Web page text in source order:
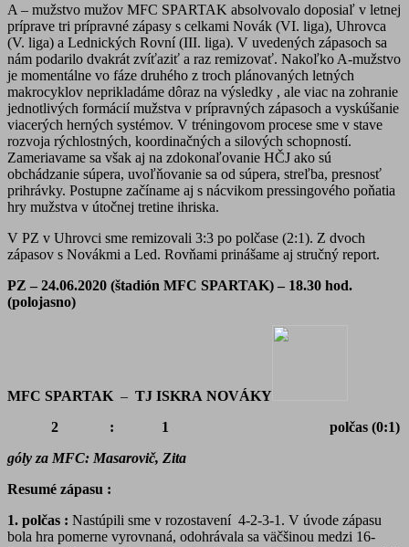
A – mužstvo mužov MFC SPARTAK absolvovalo doposiaľ v letnej
príprave tri prípravné zápasy s celkami Novák (VI. liga), Uhrovca
(V. liga) a Lednických Rovní (III. liga). V uvedených zápasoch sa
nám podarilo dvakrát zvíťaziť a raz remizovať. Nakoľko A-mužstvo
je momentálne vo fáze druhého z troch plánovaných letných
makrocyklov neprikladáme dôraz na výsledky , ale viac na zohranie
jednotlivých formácií mužstva v prípravných zápasoch a vyskúšanie
viacerých herných systémov. V tréningovom procese sme v stave
rozvoja rýchlostných, koordinačných a silových schopností.
Zameriavame sa však aj na zdokonaľovanie HČJ ako sú
obchádzanie súpera, uvoľňovanie sa od súpera, streľba, presnosť
prihrávky. Postupne začíname aj s nácvikom pressingového poňatia
hry mužstva v útočnej tretine ihriska.
V PZ v Uhrovci sme remizovali 3:3 po polčase (2:1). Z dvoch
zápasov s Novákmi a Led. Rovňami prinášame aj stručný report.
PZ – 24.06.2020 (štadión MFC SPARTAK) – 18.30 hod.
(polojasno)
MFC SPARTAK – TJ ISKRA NOVÁKY
2 : 1 polčas (0:1)
góly za MFC: Masarovič, Zita
Resumé zápasu :
1. polčas : Nastúpili sme v rozostavení 4-2-3-1. V úvode zápasu
bola hra pomerne vyrovnaná, odohrávala sa väčšinou medzi 16-